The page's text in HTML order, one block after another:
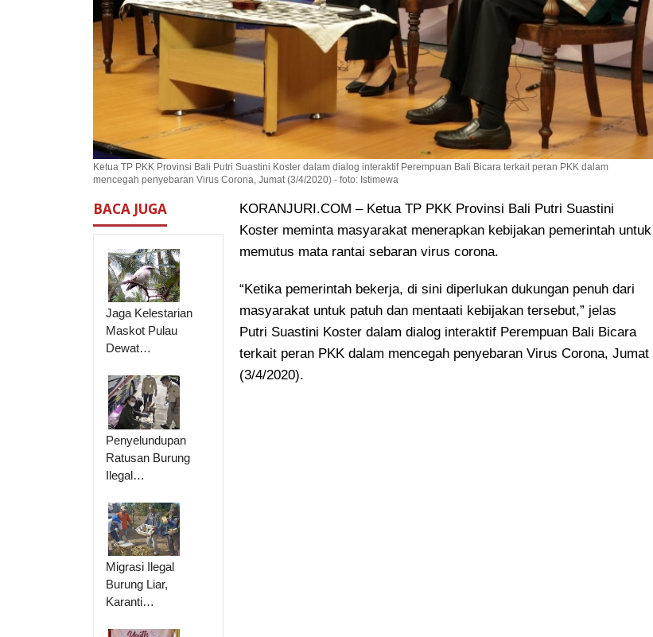
Ketua TP PKK Provinsi Bali Putri Suastini Koster dalam dialog interaktif Perempuan Bali Bicara terkait peran PKK dalam
mencegah penyebaran Virus Corona, Jumat (3/4/2020) - foto: Istimewa
BACA JUGA
Jaga Kelestarian
Maskot Pulau
Dewat…
Penyelundupan
Ratusan Burung
Ilegal…
Migrasi Ilegal
Burung Liar,
Karanti…
KORANJURI.COM – Ketua TP PKK Provinsi Bali Putri Suastini
Koster meminta masyarakat menerapkan kebijakan pemerintah untuk
memutus mata rantai sebaran virus corona.
“Ketika pemerintah bekerja, di sini diperlukan dukungan penuh dari
masyarakat untuk patuh dan mentaati kebijakan tersebut,” jelas
Putri Suastini Koster dalam dialog interaktif Perempuan Bali Bicara
terkait peran PKK dalam mencegah penyebaran Virus Corona, Jumat
(3/4/2020).